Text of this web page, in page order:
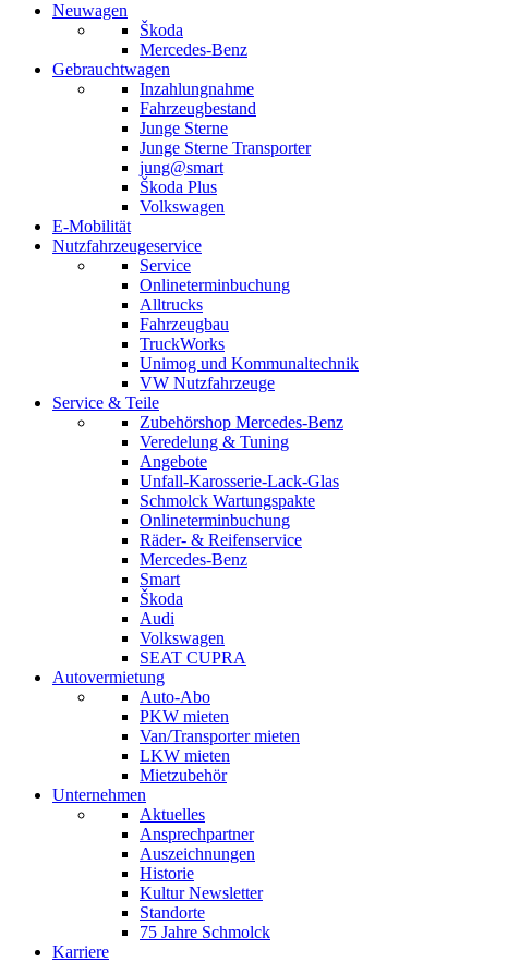
Neuwagen
Škoda
Mercedes-Benz
Gebrauchtwagen
Inzahlungnahme
Fahrzeugbestand
Junge Sterne
Junge Sterne Transporter
jung@smart
Škoda Plus
Volkswagen
E-Mobilität
Nutzfahrzeugeservice
Service
Onlineterminbuchung
Alltrucks
Fahrzeugbau
TruckWorks
Unimog und Kommunaltechnik
VW Nutzfahrzeuge
Service & Teile
Zubehörshop Mercedes-Benz
Veredelung & Tuning
Angebote
Unfall-Karosserie-Lack-Glas
Schmolck Wartungspakte
Onlineterminbuchung
Räder- & Reifenservice
Mercedes-Benz
Smart
Škoda
Audi
Volkswagen
SEAT CUPRA
Autovermietung
Auto-Abo
PKW mieten
Van/Transporter mieten
LKW mieten
Mietzubehör
Unternehmen
Aktuelles
Ansprechpartner
Auszeichnungen
Historie
Kultur Newsletter
Standorte
75 Jahre Schmolck
Karriere